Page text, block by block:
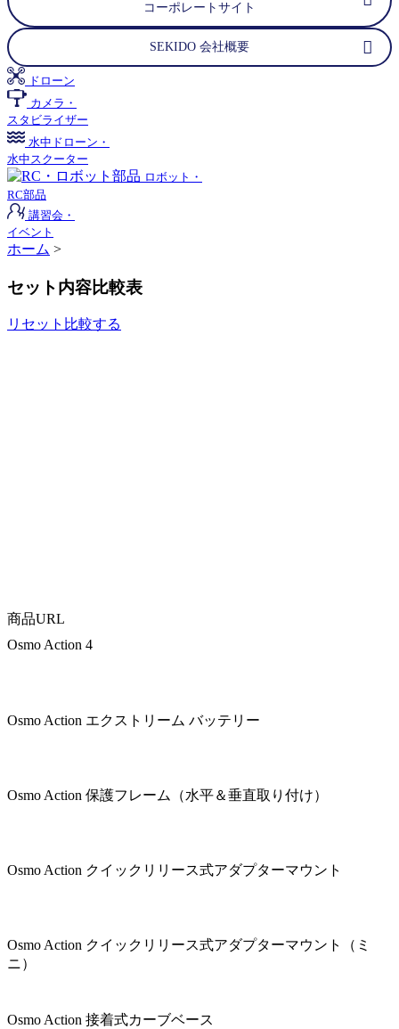
コーポレートサイト
SEKIDO 会社概要
ドローン
カメラ・
スタビライザー
水中ドローン・
水中スクーター
ロボット・
RC部品
講習会・
イベント
ホーム >
セット内容比較表
リセット 比較する
商品URL
Osmo Action 4
Osmo Action エクストリーム バッテリー
Osmo Action 保護フレーム（水平＆垂直取り付け）
Osmo Action クイックリリース式アダプターマウント
Osmo Action クイックリリース式アダプターマウント（ミ
ニ）
Osmo Action 接着式カーブベース